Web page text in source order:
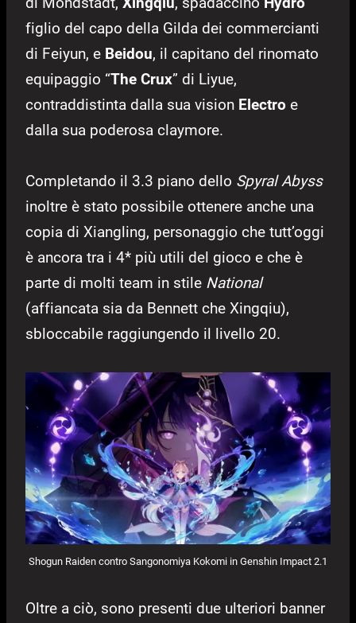
figlio del capo della Gilda dei commercianti
di Feiyun, e Beidou, il capitano del rinomato
equipaggio “The Crux” di Liyue,
contraddistinta dalla sua vision Electro e
dalla sua poderosa claymore.
Completando il 3.3 piano dello Spyral Abyss
inoltre è stato possibile ottenere anche una
copia di Xiangling, personaggio che tutt’oggi
è ancora tra i 4* più utili del gioco e che è
parte di molti team in stile National
(affiancata sia da Bennett che Xingqiu),
sbloccabile raggiungendo il livello 20.
Shogun Raiden contro Sangonomiya Kokomi in Genshin Impact 2.1
Oltre a ciò, sono presenti due ulteriori banner